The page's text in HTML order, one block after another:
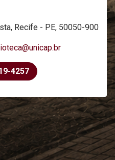
Recife - PE, 50050-900
4257